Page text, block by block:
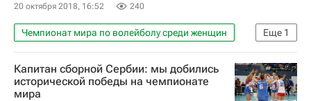
20 октября 2018, 16:52 240
Еще 1
Чемпионат мира по волейболу среди женщин
Волейбол
Капитан сборной Сербии: мы добились
исторической победы на чемпионате
мира